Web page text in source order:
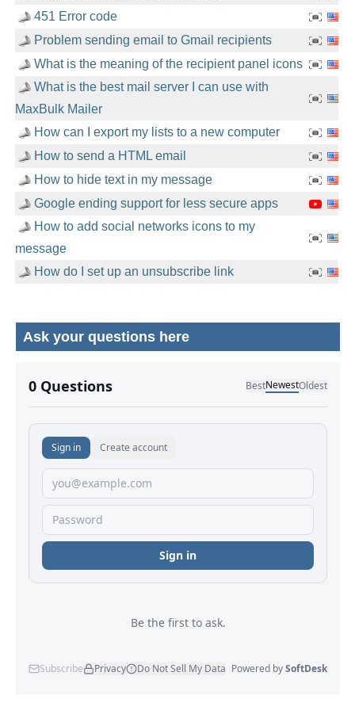
451 Error code
Problem sending email to Gmail recipients
What is the meaning of the recipient panel icons
What is the best mail server I can use with
MaxBulk Mailer
How can I export my lists to a new computer
How to send a HTML email
How to hide text in my message
Google ending support for less secure apps
How to add social networks icons to my
message
How do I set up an unsubscribe link
Ask your questions here
No comments yet.